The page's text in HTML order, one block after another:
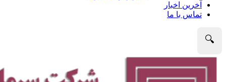
آخرین اخبار
تماس با ما
🔍